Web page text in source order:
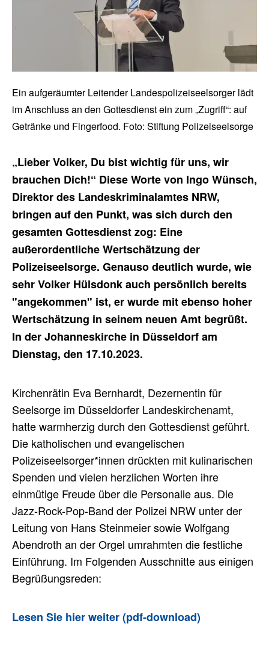
Ein aufgeräumter Leitender Landespolizeiseelsorger lädt
im Anschluss an den Gottesdienst ein zum „Zugriff“: auf
Getränke und Fingerfood. Foto: Stiftung Polizeiseelsorge
„Lieber Volker, Du bist wichtig für uns, wir
brauchen Dich!“ Diese Worte von Ingo Wünsch,
Direktor des Landeskriminalamtes NRW,
bringen auf den Punkt, was sich durch den
gesamten Gottesdienst zog: Eine
außerordentliche Wertschätzung der
Polizeiseelsorge. Genauso deutlich wurde, wie
sehr Volker Hülsdonk auch persönlich bereits
"angekommen" ist, er wurde mit ebenso hoher
Wertschätzung in seinem neuen Amt begrüßt.
In der Johanneskirche in Düsseldorf am
Dienstag, den 17.10.2023.
Kirchenrätin Eva Bernhardt, Dezernentin für
Seelsorge im Düsseldorfer Landeskirchenamt,
hatte warmherzig durch den Gottesdienst geführt.
Die katholischen und evangelischen
Polizeiseelsorger*innen drückten mit kulinarischen
Spenden und vielen herzlichen Worten ihre
einmütige Freude über die Personalie aus. Die
Jazz-Rock-Pop-Band der Polizei NRW unter der
Leitung von Hans Steinmeier sowie Wolfgang
Abendroth an der Orgel umrahmten die festliche
Einführung. Im Folgenden Ausschnitte aus einigen
Begrüßungsreden:
Lesen Sie hier weiter (pdf-download)